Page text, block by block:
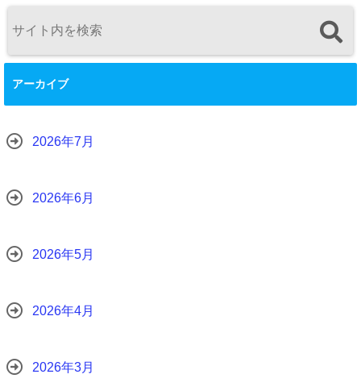
アーカイブ
2026年7月
2026年6月
2026年5月
2026年4月
2026年3月